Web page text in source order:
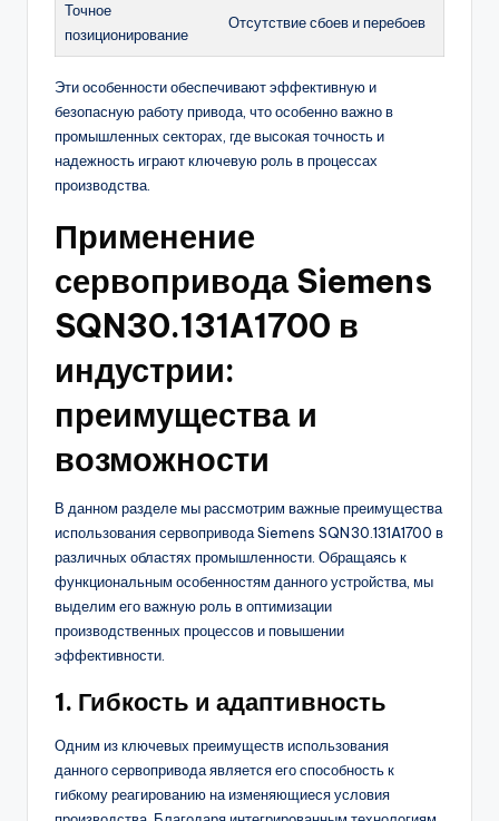
Точное
позиционирование
Отсутствие сбоев и перебоев
Эти особенности обеспечивают эффективную и
безопасную работу привода, что особенно важно в
промышленных секторах, где высокая точность и
надежность играют ключевую роль в процессах
производства.
Применение
сервопривода Siemens
SQN30.131A1700 в
индустрии:
преимущества и
возможности
В данном разделе мы рассмотрим важные преимущества
использования сервопривода Siemens SQN30.131A1700 в
различных областях промышленности. Обращаясь к
функциональным особенностям данного устройства, мы
выделим его важную роль в оптимизации
производственных процессов и повышении
эффективности.
1. Гибкость и адаптивность
Одним из ключевых преимуществ использования
данного сервопривода является его способность к
гибкому реагированию на изменяющиеся условия